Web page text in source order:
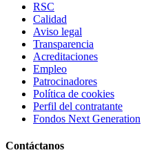
RSC
Calidad
Aviso legal
Transparencia
Acreditaciones
Empleo
Patrocinadores
Política de cookies
Perfil del contratante
Fondos Next Generation
Contáctanos